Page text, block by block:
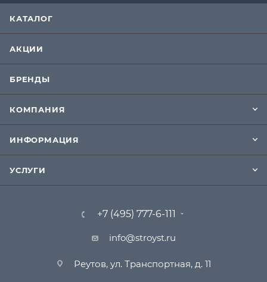
КАТАЛОГ
АКЦИИ
БРЕНДЫ
КОМПАНИЯ
ИНФОРМАЦИЯ
УСЛУГИ
+7 (495) 777-6-111
info@stroyst.ru
Реутов, ул. Транспортная, д. 11